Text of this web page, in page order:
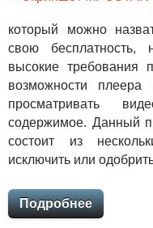
который можно
свою бесплатность,
высокие требования
возможности плеера
просматривать
содержимое. Данный
состоит из
исключить или
Подробнее